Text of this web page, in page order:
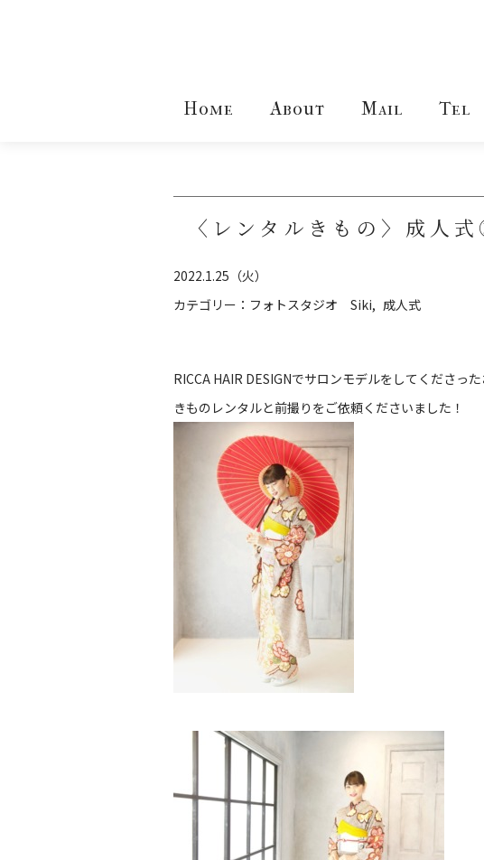
Home About Mail Tel
〈レンタルきもの〉成人
2022.1.25（火）
カテゴリー： フォトスタジオ Siki 成人式
RICCA HAIR DESIGNでサロンモデルをしてくださっ
きものレンタルと前撮りをご依頼くださいました！